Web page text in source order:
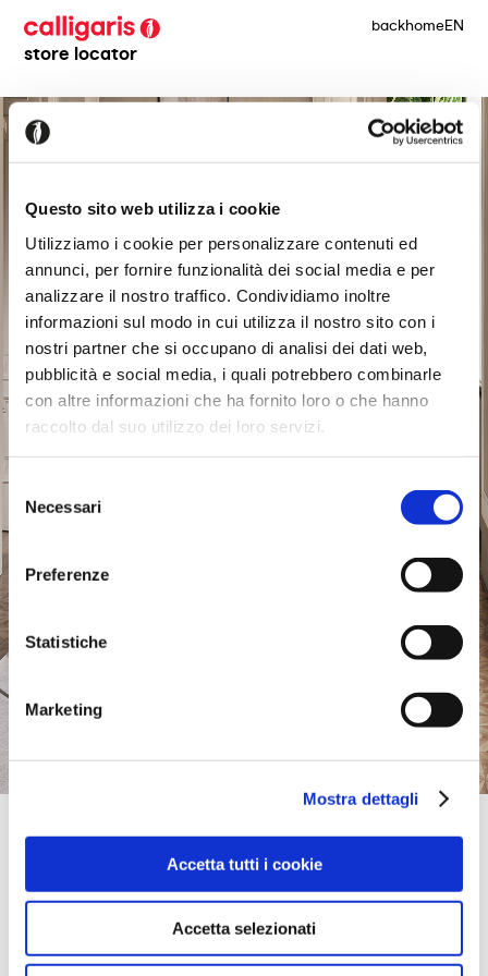
Questo sito web utilizza i cookie
Utilizziamo i cookie per personalizzare contenuti ed
annunci, per fornire funzionalità dei social media e per
analizzare il nostro traffico. Condividiamo inoltre
informazioni sul modo in cui utilizza il nostro sito con i
nostri partner che si occupano di analisi dei dati web,
pubblicità e social media, i quali potrebbero combinarle
con altre informazioni che ha fornito loro o che hanno
raccolto dal suo utilizzo dei loro servizi.
Selezione
del
consenso
Necessari
Preferenze
Statistiche
Marketing
Mostra dettagli
Accetta tutti i cookie
Accetta selezionati
store locator
backhomeEN
1-6-50, SHIDA, FUJIEDA CITY,
426-8670, SHIZUOKA, Shizuoka, Japan
take me here